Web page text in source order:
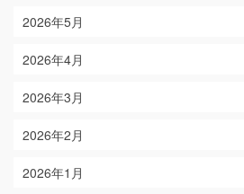
2026年5月
2026年4月
2026年3月
2026年2月
2026年1月